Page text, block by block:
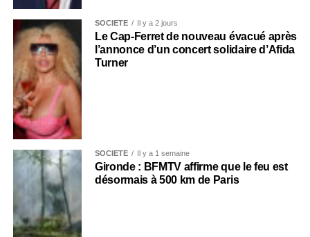
SOCIÉTÉ Il y a 2 jours
Le Cap-Ferret de nouveau évacué après
l’annonce d’un concert solidaire d’Afida
Turner
SOCIÉTÉ Il y a 1 semaine
Gironde : BFMTV affirme que le feu est
désormais à 500 km de Paris